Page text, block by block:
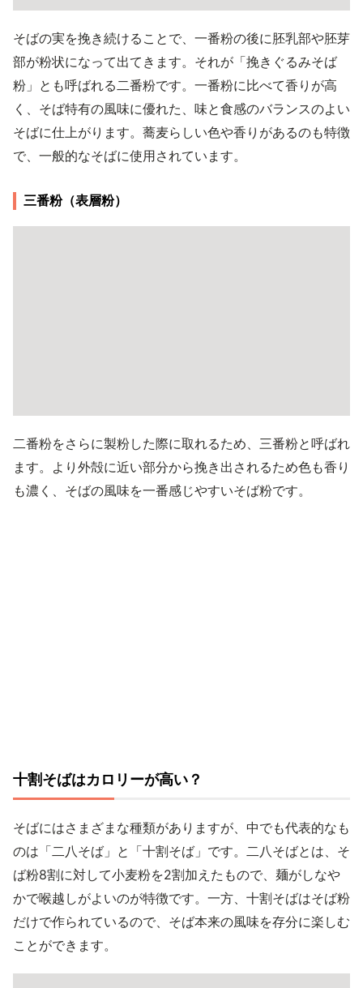
そばの実を挽き続けることで、一番粉の後に胚乳部や胚芽
部が粉状になって出てきます。それが「挽きぐるみそば
粉」とも呼ばれる二番粉です。一番粉に比べて香りが高
く、そば特有の風味に優れた、味と食感のバランスのよい
そばに仕上がります。蕎麦らしい色や香りがあるのも特徴
で、一般的なそばに使用されています。
三番粉（表層粉）
二番粉をさらに製粉した際に取れるため、三番粉と呼ばれ
ます。より外殻に近い部分から挽き出されるため色も香り
も濃く、そばの風味を一番感じやすいそば粉です。
十割そばはカロリーが高い？
そばにはさまざまな種類がありますが、中でも代表的なも
のは「二八そば」と「十割そば」です。二八そばとは、そ
ば粉8割に対して小麦粉を2割加えたもので、麺がしなや
かで喉越しがよいのが特徴です。一方、十割そばはそば粉
だけで作られているので、そば本来の風味を存分に楽しむ
ことができます。